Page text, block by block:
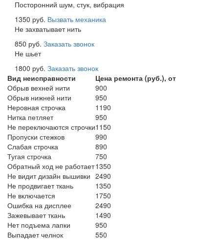
Посторонний шум, стук, вибрация
1350 руб. Вызвать механика
Не захватывает нить
850 руб. Заказать звонок
Не шьет
1800 руб. Заказать звонок
Вид неисправности
Цена ремонта (руб.), от
Обрыв вехней нити
900
Обрыв нижней нити
950
Неровная строчка
1190
Нитка петляет
950
Не переключаются строчки1150
Пропуски стежков
990
Слабая строчка
890
Тугая строчка
750
Обратный ход не работает1350
Не видит дизайн вышивки 2490
Не продвигает ткань
1350
Не включается
1750
Ошибка на дисплее
2490
Зажевывает ткань
1490
Нет подъема лапки
950
Выпадает челнок
550